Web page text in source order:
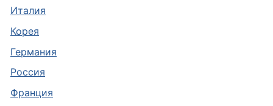
Италия
Корея
Германия
Россия
Франция